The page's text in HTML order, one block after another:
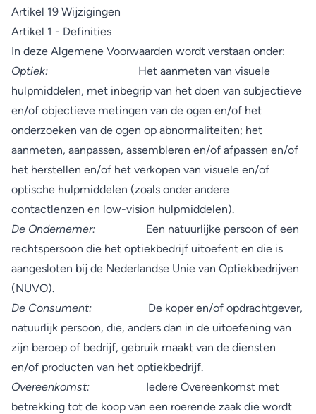
Artikel 19 Wijzigingen
Artikel 1 - Definities
In deze Algemene Voorwaarden wordt verstaan onder:
Optiek: Het aanmeten van visuele
hulpmiddelen, met inbegrip van het doen van subjectieve
en/of objectieve metingen van de ogen en/of het
onderzoeken van de ogen op abnormaliteiten; het
aanmeten, aanpassen, assembleren en/of afpassen en/of
het herstellen en/of het verkopen van visuele en/of
optische hulpmiddelen (zoals onder andere
contactlenzen en low-vision hulpmiddelen).
De Ondernemer: Een natuurlijke persoon of een
rechtspersoon die het optiekbedrijf uitoefent en die is
aangesloten bij de Nederlandse Unie van Optiekbedrijven
(NUVO).
De Consument: De koper en/of opdrachtgever,
natuurlijk persoon, die, anders dan in de uitoefening van
zijn beroep of bedrijf, gebruik maakt van de diensten
en/of producten van het optiekbedrijf.
Overeenkomst: Iedere Overeenkomst met
betrekking tot de koop van een roerende zaak die wordt